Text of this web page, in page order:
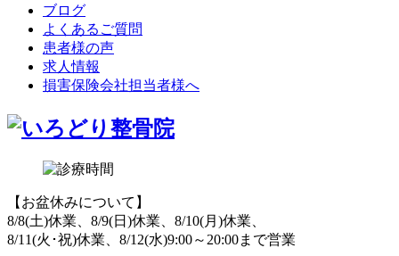
ブログ
よくあるご質問
患者様の声
求人情報
損害保険会社担当者様へ
【お盆休みについて】
8/8(土)休業、8/9(日)休業、8/10(月)休業、
8/11(火･祝)休業、8/12(水)9:00～20:00まで営業